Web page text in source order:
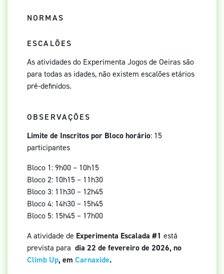
NORMAS
ESCALÕES
As atividades do Experimenta Jogos de Oeiras são
para todas as idades, não existem escalões etários
pré-definidos.
OBSERVAÇÕES
Limite de Inscritos por Bloco horário: 15
participantes
Bloco 1: 9h00 – 10h15
Bloco 2: 10h15 – 11h30
Bloco 3: 11h30 – 12h45
Bloco 4: 14h30 – 15h45
Bloco 5: 15h45 – 17h00
A atividade de Experimenta Escalada #1 está
prevista para dia 22 de fevereiro de 2026, no
Climb Up, em Carnaxide.